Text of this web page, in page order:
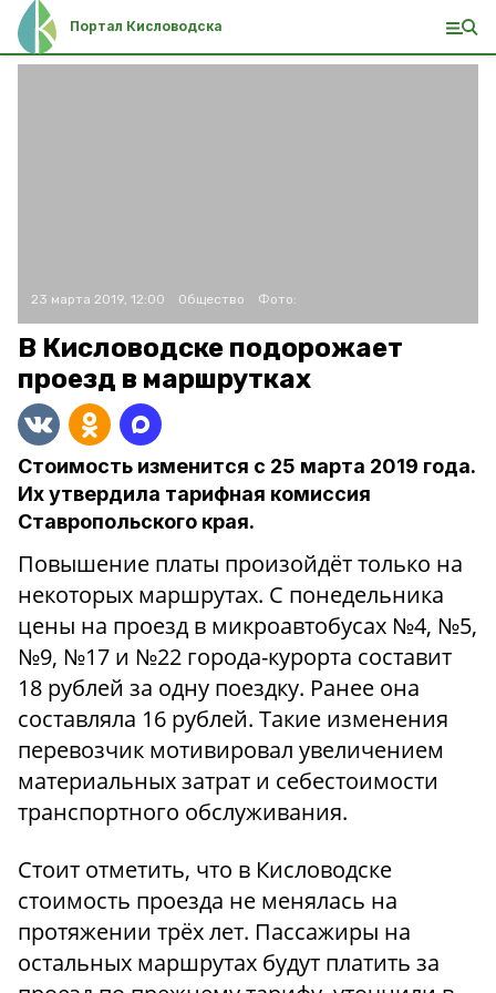
Портал Кисловодска
23 марта 2019, 12:00 Общество Фото:
В Кисловодске подорожает
проезд в маршрутках
Стоимость изменится с 25 марта 2019 года.
Их утвердила тарифная комиссия
Ставропольского края.
Повышение платы произойдёт только на
некоторых маршрутах. С понедельника
цены на проезд в микроавтобусах №4, №5,
№9, №17 и №22 города-курорта составит
18 рублей за одну поездку. Ранее она
составляла 16 рублей. Такие изменения
перевозчик мотивировал увеличением
материальных затрат и себестоимости
транспортного обслуживания.
Стоит отметить, что в Кисловодске
стоимость проезда не менялась на
протяжении трёх лет. Пассажиры на
остальных маршрутах будут платить за